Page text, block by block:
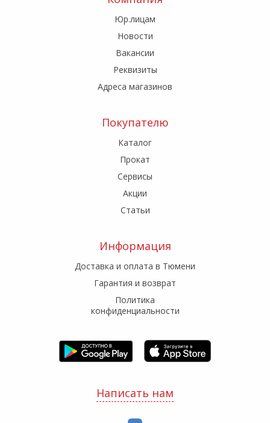
Юр.лицам
Новости
Вакансии
Реквизиты
Адреса магазинов
Покупателю
Каталог
Прокат
Сервисы
Акции
Статьи
Информация
Доставка и оплата в Тюмени
Гарантия и возврат
Политика
конфиденциальности
Написать нам